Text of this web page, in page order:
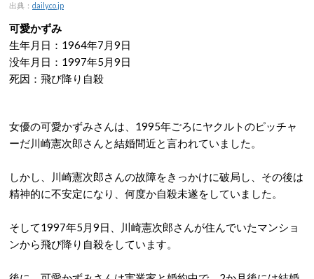
出典： daily.co.jp
可愛かずみ
生年月日：1964年7月9日
没年月日：1997年5月9日
死因：飛び降り自殺
女優の可愛かずみさんは、1995年ごろにヤクルトのピッチャ
ーだ川崎憲次郎さんと結婚間近と言われていました。
しかし、川崎憲次郎さんの故障をきっかけに破局し、その後は
精神的に不安定になり、何度か自殺未遂をしていました。
そして1997年5月9日、川崎憲次郎さんが住んでいたマンショ
ンから飛び降り自殺をしています。